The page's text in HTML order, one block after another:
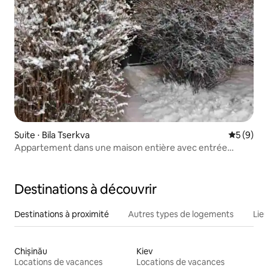
Suite ⋅ Bila Tserkva
5 (9)
Appartement dans une maison entière avec entrée
Destinations à découvrir
Destinations à proximité Autres types de logements
Chișinău
Locations de vacances
Kiev
Locations de vacances